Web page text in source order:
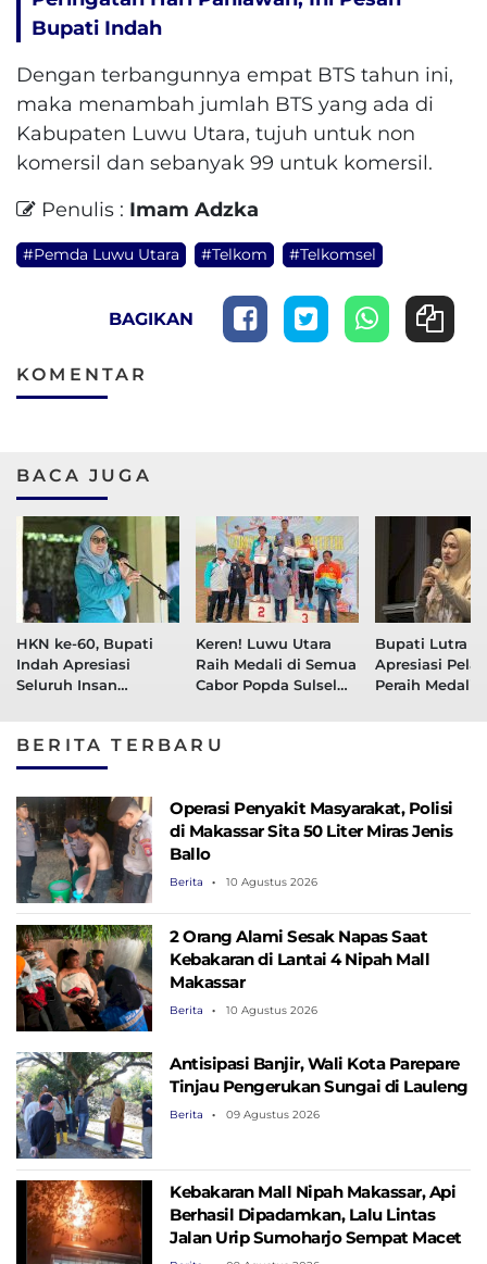
Bupati Indah
Dengan terbangunnya empat BTS tahun ini,
maka menambah jumlah BTS yang ada di
Kabupaten Luwu Utara, tujuh untuk non
komersil dan sebanyak 99 untuk komersil.
Penulis : Imam Adzka
#Pemda Luwu Utara #Telkom #Telkomsel
BAGIKAN
KOMENTAR
BACA JUGA
HKN ke-60, Bupati
Indah Apresiasi
Seluruh Insan
Keren! Luwu Utara
Raih Medali di Semua
Cabor Popda Sulsel
Bupati Lutra
Apresiasi
Peraih Medali
BERITA TERBARU
Operasi Penyakit Masyarakat, Polisi
di Makassar Sita 50 Liter Miras Jenis
Ballo
Berita 10 Agustus 2026
2 Orang Alami Sesak Napas Saat
Kebakaran di Lantai 4 Nipah Mall
Makassar
Berita 10 Agustus 2026
Antisipasi Banjir, Wali Kota Parepare
Tinjau Pengerukan Sungai di Lauleng
Berita 09 Agustus 2026
Kebakaran Mall Nipah Makassar, Api
Berhasil Dipadamkan, Lalu Lintas
Jalan Urip Sumoharjo Sempat Macet